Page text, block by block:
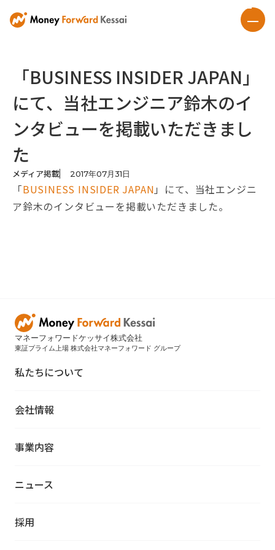
「BUSINESS INSIDER JAPAN」
にて、当社エンジニア鈴木のイ
ンタビューを掲載いただきまし
た
メディア掲載 2017年07月31日
「BUSINESS INSIDER JAPAN 」にて、当社エンジニ
ア鈴木のインタビューを掲載いただきました。
マネーフォワードケッサイ株式会社
東証プライム上場 株式会社マネーフォワード グループ
私たちについて
会社情報
事業内容
ニュース
採用